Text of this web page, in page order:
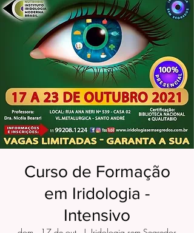
Curso de Formação
em Iridologia -
Intensivo